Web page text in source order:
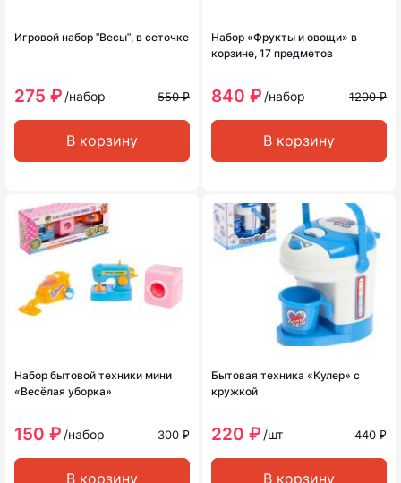
Игровой набор ʺВесыʺ, в сеточке
275 ₽ /набор 550 ₽
В корзину
Набор «Фрукты и овощи» в
корзине, 17 предметов
840 ₽ /набор 1200 ₽
В корзину
Набор бытовой техники мини
«Весёлая уборка»
150 ₽ /набор 300 ₽
В корзину
Бытовая техника «Кулер» с
кружкой
220 ₽ /шт 440 ₽
В корзину